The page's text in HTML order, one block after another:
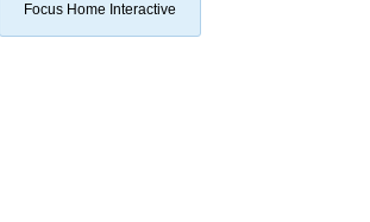
Focus Home Interactive